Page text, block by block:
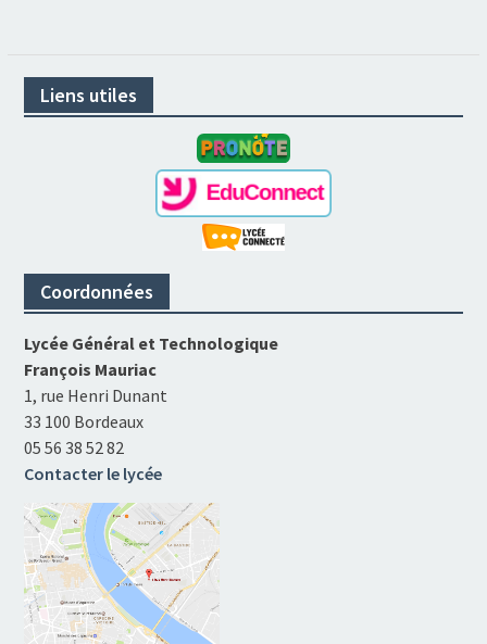
Liens utiles
Coordonnées
Lycée Général et Technologique
François Mauriac
1, rue Henri Dunant
33 100 Bordeaux
05 56 38 52 82
Contacter le lycée